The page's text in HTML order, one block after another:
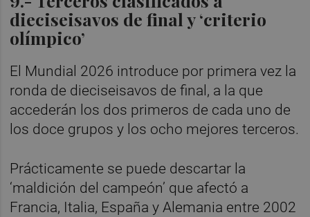
dieciseisavos de final y ‘criterio
olímpico’
El Mundial 2026 introduce por primera vez la
ronda de dieciseisavos de final, a la que
accederán los dos primeros de cada uno de
los doce grupos y los ocho mejores terceros.
Prácticamente se puede descartar la
‘maldición del campeón’ que afectó a
Francia, Italia, España y Alemania entre 2002